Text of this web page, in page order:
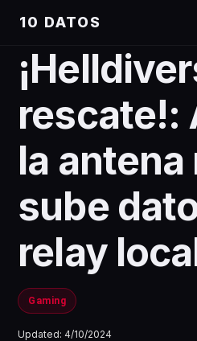
10 DATOS
rescate!:
la antena
sube
relay
Gaming
Updated:4/10/2024